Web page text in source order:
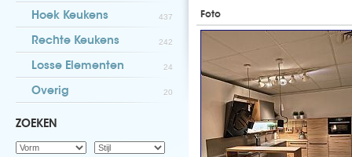
Hoek Keukens 437
Rechte Keukens 242
Losse Elementen 24
Overig 20
ZOEKEN
Foto